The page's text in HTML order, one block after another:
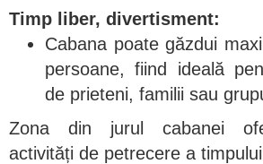
Timp liber, divertisment:
Cabana poate găzdui
persoane, fiind ideală
de prieteni, familii sau
Zona din jurul cabanei
activități de petrecere a